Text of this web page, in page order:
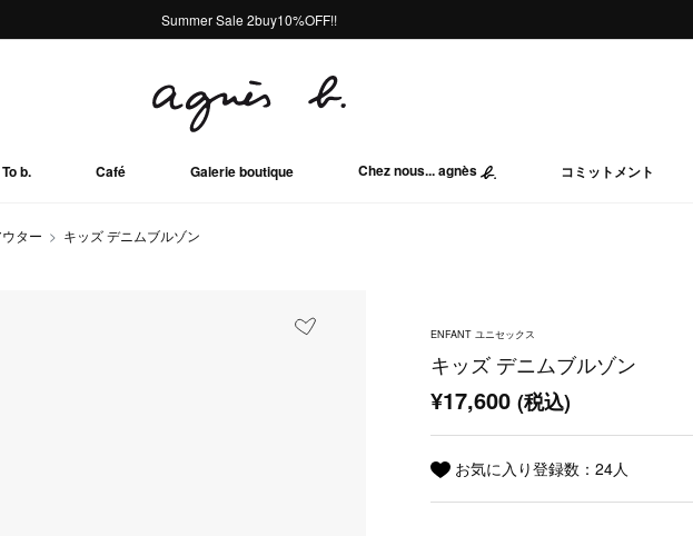
熊本地域地震の影響による配送遅延について
Summer Sale 2buy10%OFF!!
熊本地域地震の影響による配送遅延について
Summer Sale 2buy10%OFF!!
To b. Café Galerie boutique Chez nous... agnès コミットメント
ター キッズ デニムブルゾン
ENFANT ユニセックス
キッズ デニムブルゾン
¥17,600(税込)
お気に入り登録数：24人